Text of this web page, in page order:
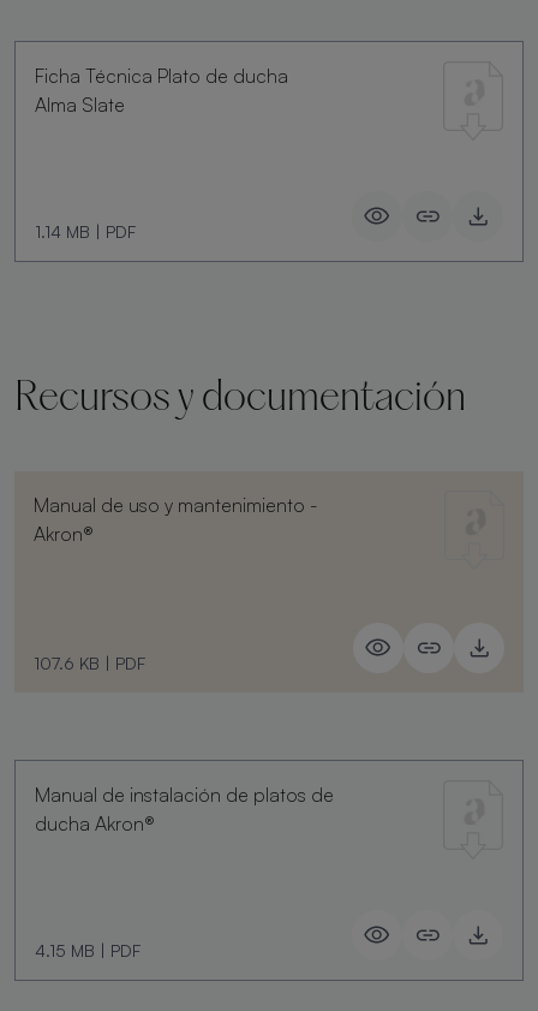
Ficha Técnica Plato de ducha
Alma Slate
1.14 MB | PDF
Recursos y documentación
Manual de uso y mantenimiento -
Akron®
107.6 KB | PDF
Manual de instalación de platos de
ducha Akron®
4.15 MB | PDF